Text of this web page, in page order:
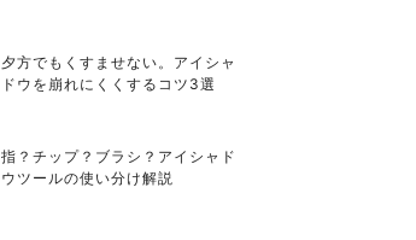
夕方でもくすませない。アイシャ
ドウを崩れにくくするコツ3選
指？チップ？ブラシ？アイシャド
ウツールの使い分け解説